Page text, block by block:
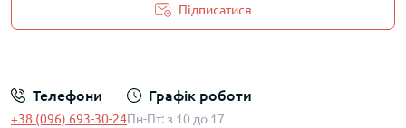
Підписатися
Телефони
+38 (096) 693-30-24
Графік роботи
Пн-Пт: з 10 до 17